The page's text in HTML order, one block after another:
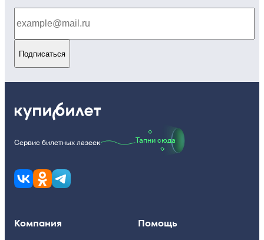
Подписаться
Сервис билетных лазеек Тапни сюда
Компания Помощь